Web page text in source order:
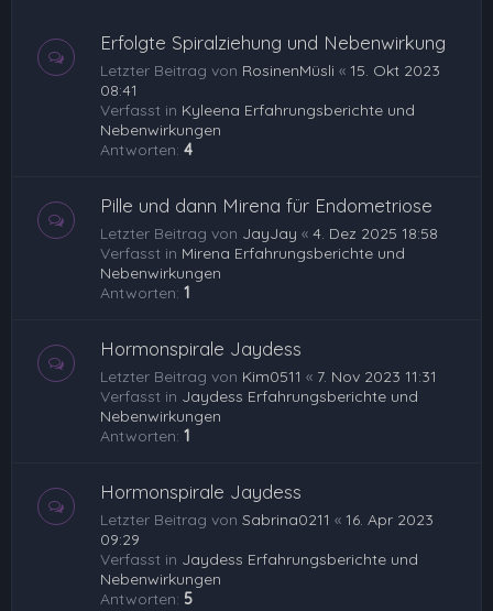
Erfolgte Spiralziehung und Nebenwirkung
Letzter Beitrag von RosinenMüsli « 15. Okt 2023
08:41
Verfasst in Kyleena Erfahrungsberichte und
Nebenwirkungen
Antworten: 4
Pille und dann Mirena für Endometriose
Letzter Beitrag von JayJay « 4. Dez 2025 18:58
Verfasst in Mirena Erfahrungsberichte und
Nebenwirkungen
Antworten: 1
Hormonspirale Jaydess
Letzter Beitrag von Kim0511 « 7. Nov 2023 11:31
Verfasst in Jaydess Erfahrungsberichte und
Nebenwirkungen
Antworten: 1
Hormonspirale Jaydess
Letzter Beitrag von Sabrina0211 « 16. Apr 2023
09:29
Verfasst in Jaydess Erfahrungsberichte und
Nebenwirkungen
Antworten: 5